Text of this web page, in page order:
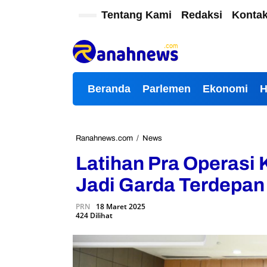
Tentang Kami Redaksi
Beranda Parlemen Ekonomi
Ranahnews.com / News
t
h
r
a
O
Latihan Pra Operasi
Jadi Garda
PRN
18 Maret 2025
424 Dilihat